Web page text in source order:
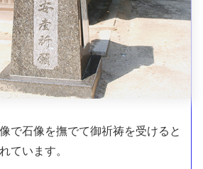
で石像を撫でて御祈祷を受けると
ています。